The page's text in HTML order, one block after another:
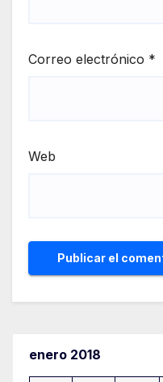
Correo electrónico *
Web
enero 2018